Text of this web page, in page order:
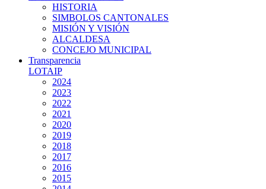
HISTORIA
SIMBOLOS CANTONALES
MISIÓN Y VISIÓN
ALCALDESA
CONCEJO MUNICIPAL
Transparencia
LOTAIP
2024
2023
2022
2021
2020
2019
2018
2017
2016
2015